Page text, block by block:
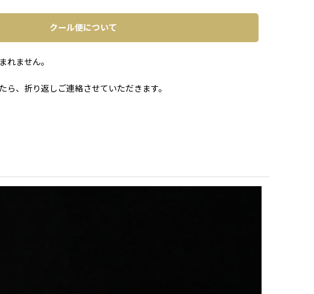
クール便について
れません。
、折り返しご連絡させていただきます。